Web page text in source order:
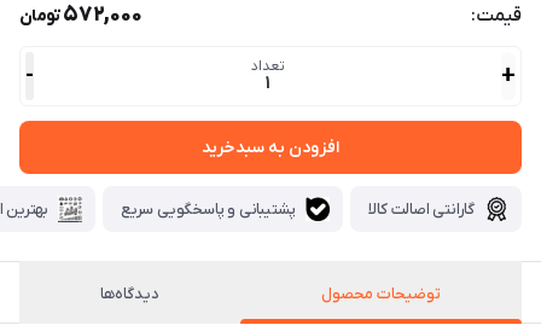
قیمت: 572,000تومان
+ تعداد
1
-
افزودن به سبدخرید
گارانتی اصالت کالا پشتیبانی و پاسخگویی سریع بهترین
توضیحات محصول دیدگاه‌ها